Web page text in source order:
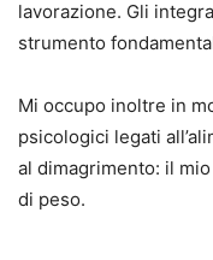
lavorazione. Gli
strumento
Mi occupo inoltre in
psicologici legati
al dimagrimento: il
di peso.